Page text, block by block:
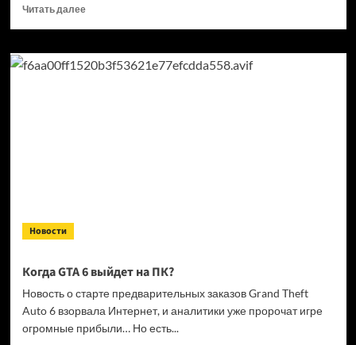
Читать далееПрочитать
Кандидат
в президенты
Новости
Когда GTA 6 выйдет на ПК?
Новость о старте предварительных заказов Grand Theft
Auto 6 взорвала Интернет, и аналитики уже пророчат игре
огромные прибыли… Но есть...